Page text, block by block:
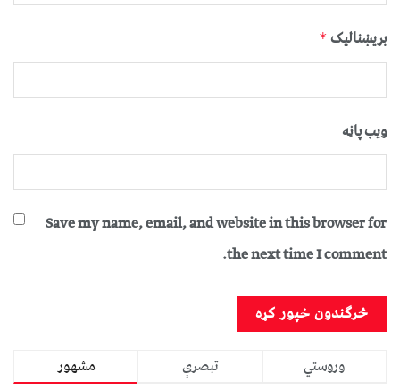
بریښنالیک *
ویب پاڼه
Save my name, email, and website in this browser for
the next time I comment.
مشهور تبصرې
وروستي